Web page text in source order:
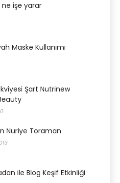
işe yarar
Maske Kullanımı
Şart Nutrinew
Nuriye Toraman
ile Blog Keşif Etkinliği